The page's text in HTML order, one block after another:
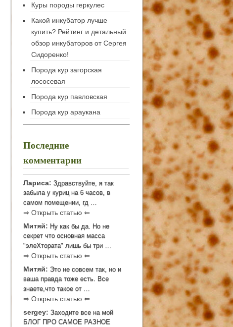
Куры породы геркулес
Какой инкубатор лучше
купить? Рейтинг и детальный
обзор инкубаторов от Сергея
Сидоренко!
Порода кур загорская
лососевая
Порода кур павловская
Порода кур араукана
Последние
комментарии
Лариса: Здравствуйте, я так
забыла у куриц на 6 часов, в
самом помещении, гд …
⇒ Открыть статью ⇐
Митяй: Ну как бы да. Но не
секрет что основная масса
"элеХтората" лишь бы три …
⇒ Открыть статью ⇐
Митяй: Это не совсем так, но и
ваша правда тоже есть. Все
знаете,что такое от …
⇒ Открыть статью ⇐
sergey: Заходите все на мой
БЛОГ ПРО САМОЕ РАЗНОЕ